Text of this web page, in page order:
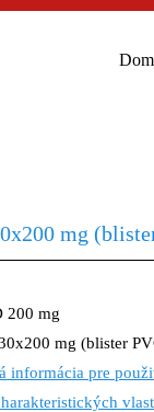
mg
200 mg
mg (blister
informácia pre